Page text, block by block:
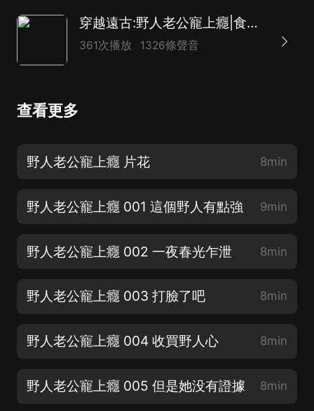
穿越遠古:野人老公寵上癮|食療|打臉|種田
361次播放 1326條聲音
查看更多
野人老公寵上癮 片花 8min
野人老公寵上癮 001 這個野人有點強 9min
野人老公寵上癮 002 一夜春光乍泄 8min
野人老公寵上癮 003 打臉了吧 8min
野人老公寵上癮 004 收買野人心 8min
野人老公寵上癮 005 但是她没有證據 8min